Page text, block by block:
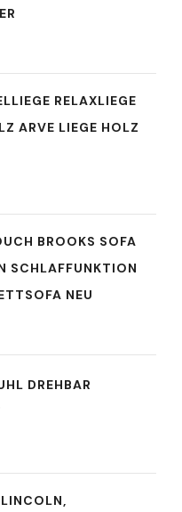
RELAXLIEGE
ARVE LIEGE HOLZ
BROOKS SOFA
SCHLAFFUNKTION
NEU
DREHBAR
LINCOLN,